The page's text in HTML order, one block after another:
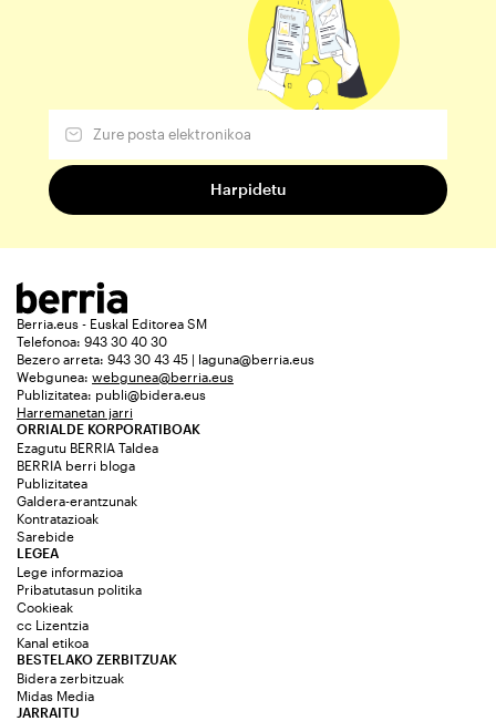
Berria.eus - Euskal Editorea SM
Telefonoa: 943 30 40 30
Bezero arreta: 943 30 43 45 | laguna@berria.eus
Webgunea: webgunea@berria.eus
Publizitatea: publi@bidera.eus
Harremanetan jarri
ORRIALDE KORPORATIBOAK
Ezagutu BERRIA Taldea
BERRIA berri bloga
Publizitatea
Galdera-erantzunak
Kontratazioak
Sarebide
JARRAITU
LEGEA
Lege informazioa
Pribatutasun politika
Cookieak
cc Lizentzia
Kanal etikoa
BESTELAKO ZERBITZUAK
Bidera zerbitzuak
Midas Media